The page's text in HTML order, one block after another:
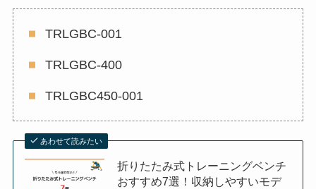
TRLGBC-001
TRLGBC-400
TRLGBC450-001
あわせて読みたい
折りたたみ式トレーニングベンチ
おすすめ7選！収納しやすいモデ